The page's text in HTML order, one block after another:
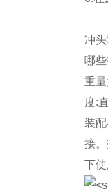
冲
哪
重
度:
装
接
下